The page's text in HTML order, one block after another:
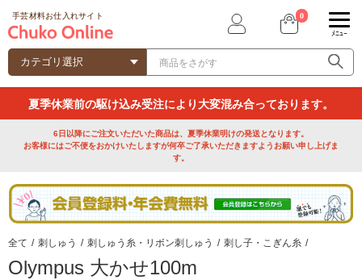
手芸材料お仕入れサイト 0
ﾒﾆｭｰ
夏季休業前の駆け込み受注により大変混み合っております。
6日以降にご注文いただいた商品は、夏季休業明けの発送となります。
お客様にはご不便をおかけいたしますが何卒ご了承いただきますようお願い申し上げま
す。
全て / 刺しゅう / 刺しゅう糸・リボン刺しゅう / 刺し子・こぎん糸 /
Olympus 大かせ100m